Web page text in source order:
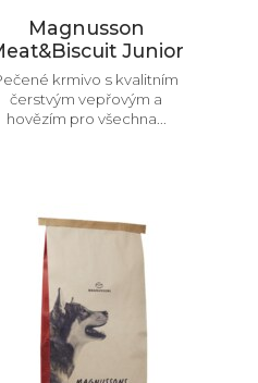
Magnusson
Junior
krmivo s kvalitním
čerstvým vepřovým a
hovězím pro všechna...